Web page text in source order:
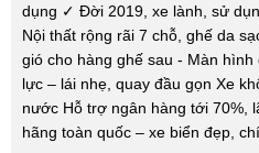
dụng ✓ Đời 2019, xe lành, sử
Nội thất rộng rãi 7 chỗ, ghế da
gió cho hàng ghế sau - Màn
lực – lái nhẹ, quay đầu gọn Xe
nước Hỗ trợ ngân hàng tới 70%,
hãng toàn quốc – xe biển đẹp,